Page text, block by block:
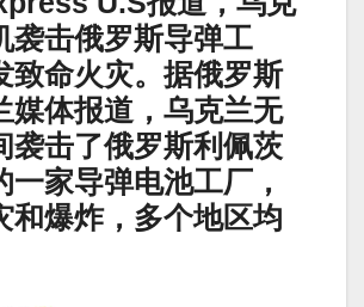
袭击俄罗斯导弹工
致命火灾。据俄罗斯
媒体报道，乌克兰无
袭击了俄罗斯利佩茨
一家导弹电池工厂，
和爆炸，多个地区均